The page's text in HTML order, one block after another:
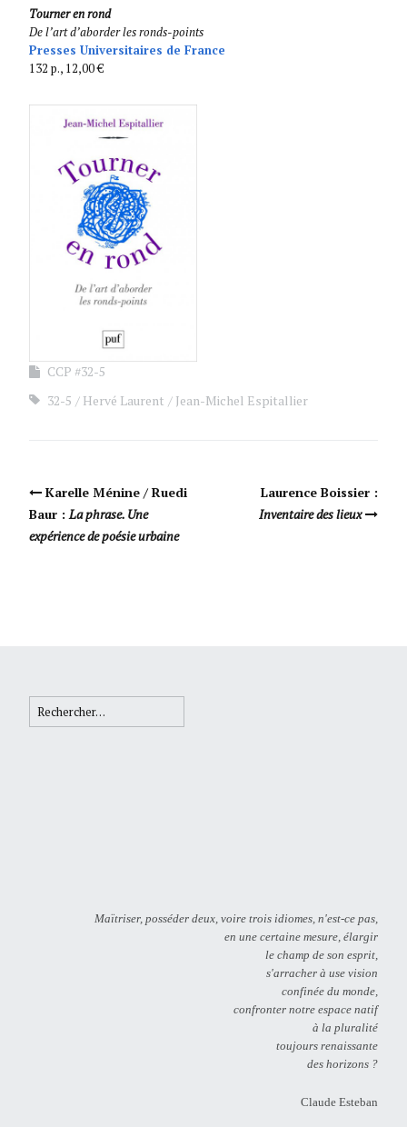
Tourner en rond
De l’art d’aborder les ronds-points
Presses Universitaires de France
132 p., 12,00 €
CCP #32-5
32-5
Hervé Laurent Jean-Michel Espitallier
Navigation Article
Karelle Ménine / Ruedi
Baur :La phrase. Une
expérience de poésie urbaine
Laurence Boissier :
Inventaire des lieux
Rechercher :
Maïtriser, posséder deux, voire trois idiomes, n'est-ce pas,
en une certaine mesure, élargir
le champ de son esprit,
s'arracher à use vision
confinée du monde,
confronter notre espace natif
à la pluralité
toujours renaissante
des horizons ?
Claude Esteban